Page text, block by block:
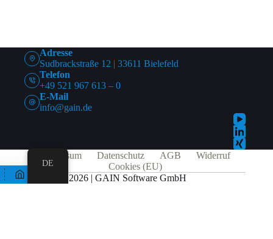
Adresse
Sudbrackstraße 12 | 33611 Bielefeld
Telefon
+49 521 967 613 – 0
E-Mail
info@gain.de
Impressum Datenschutz AGB
Widerruf
Cookies (EU)
© 2026 | GAIN Software GmbH
DE